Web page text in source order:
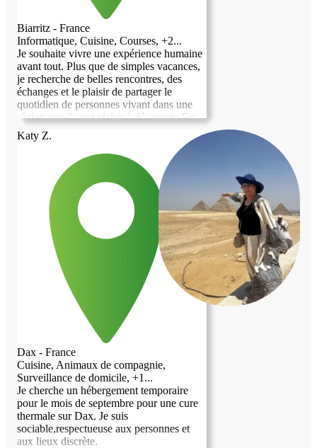
Biarritz - France
Informatique, Cuisine, Courses, +2...
Je souhaite vivre une expérience humaine
avant tout. Plus que de simples vacances,
je recherche de belles rencontres, des
échanges et le plaisir de partager le
quotidien de personnes vivant dans une
région que j'aurai plaisir à découvrir. En
échange de votre accueil, je serai ravie de
vous apporter mon aide selon vos besoins.
Je suis sérieuse, respectueuse, autonome et
j'aime rendre service. Pour moi, ce type de
séjour est une façon différente de voyager
: prendre le temps de découvrir un lieu à
travers ceux qui y vivent, partager des
moments conviviaux et créer de vrais
liens. Au plaisir de faire votre
connaissance et, je l'espère, de partager
cette belle aventure avec vous.
Katy Z.
Dax - France
Cuisine, Animaux de compagnie,
Surveillance de domicile, +1...
Je cherche un hébergement temporaire
pour le mois de septembre pour une cure
thermale sur Dax. Je suis
sociable,respectueuse aux personnes et
aux lieux discrète.